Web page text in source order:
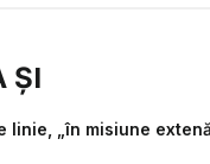
ȘI
„în misiune